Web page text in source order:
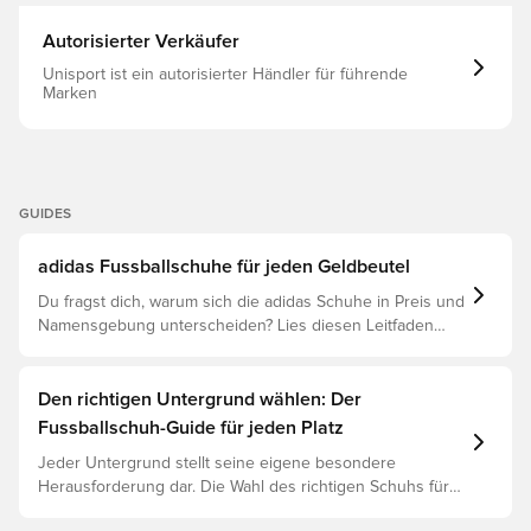
Autorisierter Verkäufer
Unisport ist ein autorisierter Händler für führende
Marken
GUIDES
adidas Fussballschuhe für jeden Geldbeutel
Du fragst dich, warum sich die adidas Schuhe in Preis und
Namensgebung unterscheiden? Lies diesen Leitfaden
Den richtigen Untergrund wählen: Der
Fussballschuh-Guide für jeden Platz
Jeder Untergrund stellt seine eigene besondere
Herausforderung dar. Die Wahl des richtigen Schuhs für